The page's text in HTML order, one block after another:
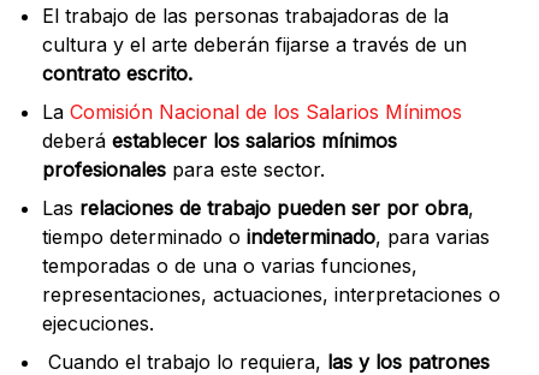
El trabajo de las personas trabajadoras de la
cultura y el arte deberán fijarse a través de un
contrato escrito.
La Comisión Nacional de los Salarios Mínimos
deberá establecer los salarios mínimos
profesionales para este sector.
Las relaciones de trabajo pueden ser por obra,
tiempo determinado o indeterminado, para varias
temporadas o de una o varias funciones,
representaciones, actuaciones, interpretaciones o
ejecuciones.
Cuando el trabajo lo requiera, las y los patrones